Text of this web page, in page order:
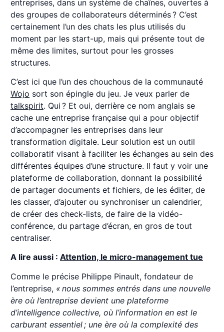
entreprises, dans un système de chaînes, ouvertes à
des groupes de collaborateurs déterminés ? C’est
certainement l’un des chats les plus utilisés du
moment par les start-up, mais qui présente tout de
même des limites, surtout pour les grosses
structures.
C’est ici que l’un des chouchous de la communauté
Wojo sort son épingle du jeu. Je veux parler de
talkspirit. Qui ? Et oui, derrière ce nom anglais se
cache une entreprise française qui a pour objectif
d’accompagner les entreprises dans leur
transformation digitale. Leur solution est un outil
collaboratif visant à faciliter les échanges au sein des
différentes équipes d’une structure. Il faut y voir une
plateforme de collaboration, donnant la possibilité
de partager documents et fichiers, de les éditer, de
les classer, d’ajouter ou synchroniser un calendrier,
de créer des check-lists, de faire de la vidéo-
conférence, du partage d’écran, en gros de tout
centraliser.
A lire aussi : Attention, le micro-management tue
Comme le précise Philippe Pinault, fondateur de
l’entreprise, « nous sommes entrés dans une nouvelle
ère où l’entreprise devient une plateforme
d’intelligence collective, où l’information en est le
carburant essentiel ; une ère où la complexité des